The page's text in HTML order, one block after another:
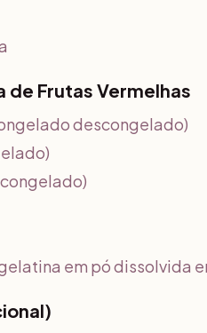
de Frutas Vermelhas
descongelado)
em pó dissolvida